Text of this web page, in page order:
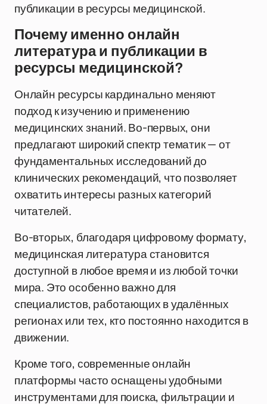
публикации в ресурсы медицинской.
Почему именно онлайн
литература и публикации в
ресурсы медицинской?
Онлайн ресурсы кардинально меняют
подход к изучению и применению
медицинских знаний. Во-первых, они
предлагают широкий спектр тематик — от
фундаментальных исследований до
клинических рекомендаций, что позволяет
охватить интересы разных категорий
читателей.
Во-вторых, благодаря цифровому формату,
медицинская литература становится
доступной в любое время и из любой точки
мира. Это особенно важно для
специалистов, работающих в удалённых
регионах или тех, кто постоянно находится в
движении.
Кроме того, современные онлайн
платформы часто оснащены удобными
инструментами для поиска, фильтрации и